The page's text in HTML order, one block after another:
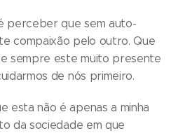
perceber que sem auto-
compaixão pelo outro. Que
sempre este muito presente
de nós primeiro.
esta não é apenas a minha
da sociedade em que